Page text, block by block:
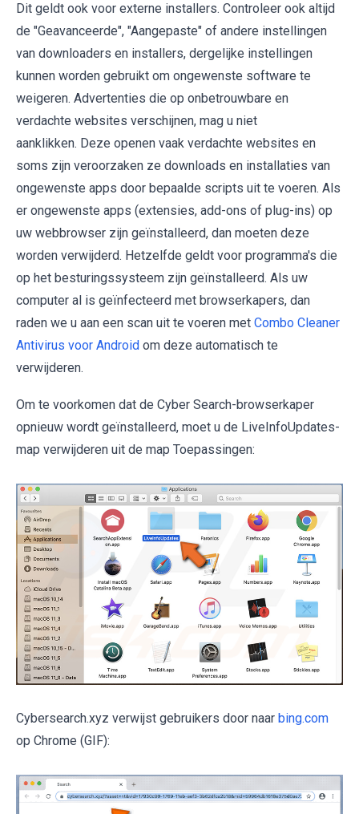
Dit geldt ook voor externe installers. Controleer ook altijd
de "Geavanceerde", "Aangepaste" of andere instellingen
van downloaders en installers, dergelijke instellingen
kunnen worden gebruikt om ongewenste software te
weigeren. Advertenties die op onbetrouwbare en
verdachte websites verschijnen, mag u niet
aanklikken. Deze openen vaak verdachte websites en
soms zijn veroorzaken ze downloads en installaties van
ongewenste apps door bepaalde scripts uit te voeren. Als
er ongewenste apps (extensies, add-ons of plug-ins) op
uw webbrowser zijn geïnstalleerd, dan moeten deze
worden verwijderd. Hetzelfde geldt voor programma's die
op het besturingssysteem zijn geïnstalleerd. Als uw
computer al is geïnfecteerd met browserkapers, dan
raden we u aan een scan uit te voeren met Combo Cleaner
Antivirus voor Android om deze automatisch te
verwijderen.
Om te voorkomen dat de Cyber ​​Search-browserkaper
opnieuw wordt geïnstalleerd, moet u de LiveInfoUpdates-
map verwijderen uit de map Toepassingen:
Cybersearch.xyz verwijst gebruikers door naar bing.com
op Chrome (GIF):